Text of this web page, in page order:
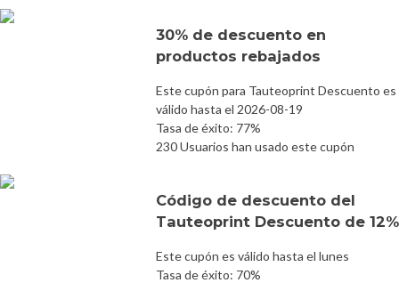
30% de descuento en
productos rebajados
Este cupón para Tauteoprint Descuento es
válido hasta el 2026-08-19
Tasa de éxito: 77%
230 Usuarios han usado este cupón
Código de descuento del
Tauteoprint Descuento de 12%
Este cupón es válido hasta el lunes
Tasa de éxito: 70%